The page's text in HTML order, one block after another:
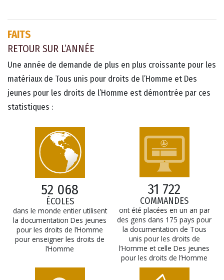
FAITS
RETOUR SUR L’ANNÉE
Une année de demande de plus en plus croissante pour les
matériaux de Tous unis pour droits de l’Homme et Des
jeunes pour les droits de l’Homme est démontrée par ces
statistiques :
52 068
ÉCOLES
dans le monde entier utilisent
la documentation Des jeunes
pour les droits de l’Homme
pour enseigner les droits de
l’Homme
31 722
COMMANDES
ont été placées en un an par
des gens dans 175 pays pour
la documentation de Tous
unis pour les droits de
l’Homme et celle Des jeunes
pour les droits de l’Homme